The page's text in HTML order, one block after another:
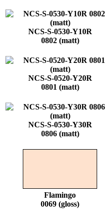
NCS-S-0530-Y10R
0802 (matt)
NCS-S-0520-Y20R
0801 (matt)
NCS-S-0530-Y30R
0806 (matt)
Flamingo
0069 (gloss)